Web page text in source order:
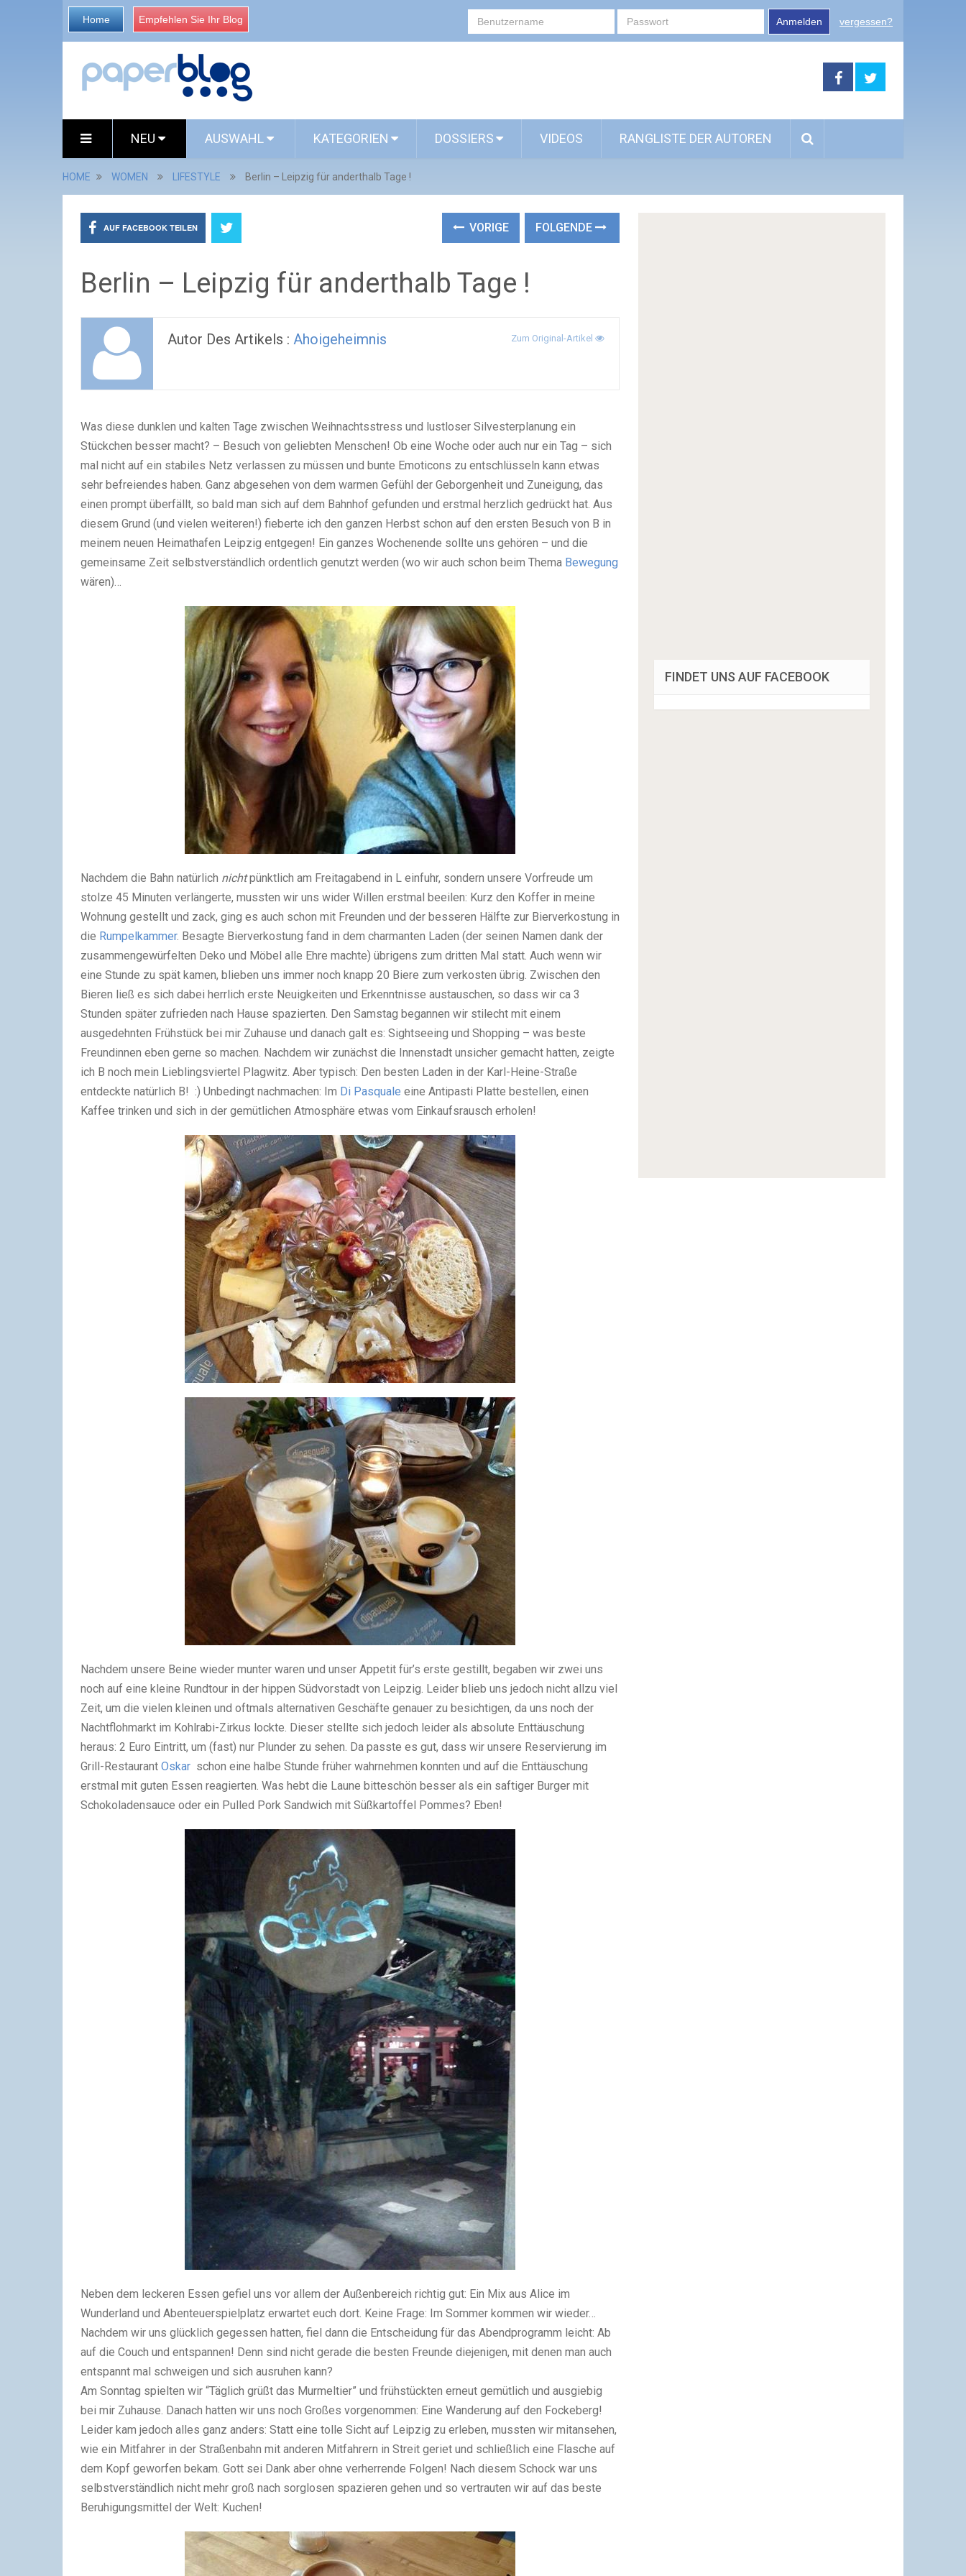
Home Empfehlen Sie Ihr Blog Anmelden vergessen?
NEU AUSWAHL KATEGORIEN DOSSIERS VIDEOS RANGLISTE DER AUTOREN
HOME WOMEN LIFESTYLE Berlin – Leipzig für anderthalb Tage !
AUF FACEBOOK TEILEN VORIGE FOLGENDE
Berlin – Leipzig für anderthalb Tage !
Autor Des Artikels : Ahoigeheimnis Zum Original-Artikel
Was diese dunklen und kalten Tage zwischen Weihnachtsstress und lustloser Silvesterplanung ein
Stückchen besser macht? – Besuch von geliebten Menschen! Ob eine Woche oder auch nur ein Tag – sich
mal nicht auf ein stabiles Netz verlassen zu müssen und bunte Emoticons zu entschlüsseln kann etwas
sehr befreiendes haben. Ganz abgesehen von dem warmen Gefühl der Geborgenheit und Zuneigung, das
einen prompt überfällt, so bald man sich auf dem Bahnhof gefunden und erstmal herzlich gedrückt hat. Aus
diesem Grund (und vielen weiteren!) fieberte ich den ganzen Herbst schon auf den ersten Besuch von B in
meinem neuen Heimathafen Leipzig entgegen! Ein ganzes Wochenende sollte uns gehören – und die
gemeinsame Zeit selbstverständlich ordentlich genutzt werden (wo wir auch schon beim Thema Bewegung
wären)…
Nachdem die Bahn natürlich nichtpünktlich am Freitagabend in L einfuhr, sondern unsere Vorfreude um
stolze 45 Minuten verlängerte, mussten wir uns wider Willen erstmal beeilen: Kurz den Koffer in meine
Wohnung gestellt und zack, ging es auch schon mit Freunden und der besseren Hälfte zur Bierverkostung in
die Rumpelkammer. Besagte Bierverkostung fand in dem charmanten Laden (der seinen Namen dank der
zusammengewürfelten Deko und Möbel alle Ehre machte) übrigens zum dritten Mal statt. Auch wenn wir
eine Stunde zu spät kamen, blieben uns immer noch knapp 20 Biere zum verkosten übrig. Zwischen den
Bieren ließ es sich dabei herrlich erste Neuigkeiten und Erkenntnisse austauschen, so dass wir ca 3
Stunden später zufrieden nach Hause spazierten. Den Samstag begannen wir stilecht mit einem
ausgedehnten Frühstück bei mir Zuhause und danach galt es: Sightseeing und Shopping – was beste
Freundinnen eben gerne so machen. Nachdem wir zunächst die Innenstadt unsicher gemacht hatten, zeigte
ich B noch mein Lieblingsviertel Plagwitz. Aber typisch: Den besten Laden in der Karl-Heine-Straße
entdeckte natürlich B! :) Unbedingt nachmachen: Im Di Pasquale eine Antipasti Platte bestellen, einen
Kaffee trinken und sich in der gemütlichen Atmosphäre etwas vom Einkaufsrausch erholen!
Nachdem unsere Beine wieder munter waren und unser Appetit für’s erste gestillt, begaben wir zwei uns
noch auf eine kleine Rundtour in der hippen Südvorstadt von Leipzig. Leider blieb uns jedoch nicht allzu viel
Zeit, um die vielen kleinen und oftmals alternativen Geschäfte genauer zu besichtigen, da uns noch der
Nachtflohmarkt im Kohlrabi-Zirkus lockte. Dieser stellte sich jedoch leider als absolute Enttäuschung
heraus: 2 Euro Eintritt, um (fast) nur Plunder zu sehen. Da passte es gut, dass wir unsere Reservierung im
Grill-Restaurant Oskar schon eine halbe Stunde früher wahrnehmen konnten und auf die Enttäuschung
erstmal mit guten Essen reagierten. Was hebt die Laune bitteschön besser als ein saftiger Burger mit
Schokoladensauce oder ein Pulled Pork Sandwich mit Süßkartoffel Pommes? Eben!
Neben dem leckeren Essen gefiel uns vor allem der Außenbereich richtig gut: Ein Mix aus Alice im
Wunderland und Abenteuerspielplatz erwartet euch dort. Keine Frage: Im Sommer kommen wir wieder…
Nachdem wir uns glücklich gegessen hatten, fiel dann die Entscheidung für das Abendprogramm leicht: Ab
auf die Couch und entspannen! Denn sind nicht gerade die besten Freunde diejenigen, mit denen man auch
entspannt mal schweigen und sich ausruhen kann?
Am Sonntag spielten wir “Täglich grüßt das Murmeltier” und frühstückten erneut gemütlich und ausgiebig
bei mir Zuhause. Danach hatten wir uns noch Großes vorgenommen: Eine Wanderung auf den Fockeberg!
Leider kam jedoch alles ganz anders: Statt eine tolle Sicht auf Leipzig zu erleben, mussten wir mitansehen,
wie ein Mitfahrer in der Straßenbahn mit anderen Mitfahrern in Streit geriet und schließlich eine Flasche auf
dem Kopf geworfen bekam. Gott sei Dank aber ohne verherrende Folgen! Nach diesem Schock war uns
selbstverständlich nicht mehr groß nach sorglosen spazieren gehen und so vertrauten wir auf das beste
Beruhigungsmittel der Welt: Kuchen!
FINDET UNS AUF FACEBOOK